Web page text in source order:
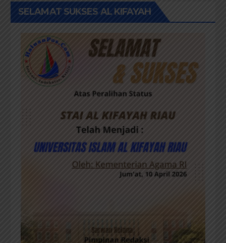
SELAMAT SUKSES AL KIFAYAH